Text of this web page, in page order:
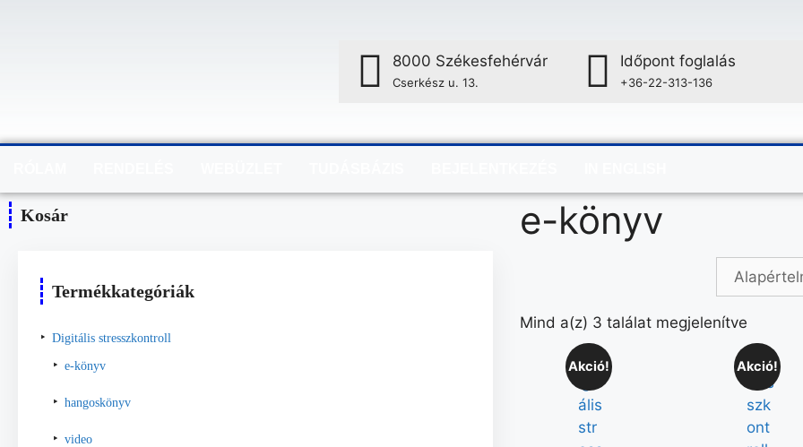
8000 Székesfehérvár
Cserkész u. 13.
Időpont foglalás
+36-22-313-136
Kosár
Termékkategóriák
Digitális stresszkontroll
e-könyv
hangoskönyv
video
e-könyv
Mind a(z) 3 találat megjelenítve
Akció! Akció!